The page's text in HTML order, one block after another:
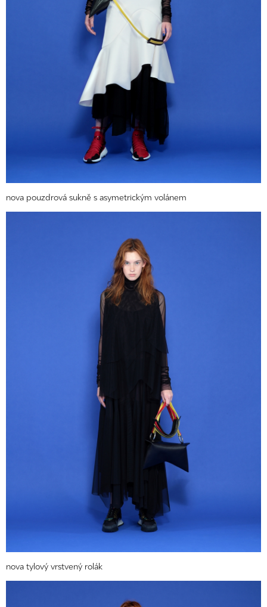
nova pouzdrová sukně s asymetrickým volánem
nova tylový vrstvený rolák